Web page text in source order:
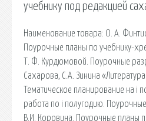
учебнику под редакцией
Наименование товара: О. А.
Поурочные планы по учебнику-
Т. Ф. Курдюмовой. Поурочные
Сахарова, С.А. Зинина
Тематическое планирование на i
работа по i полугодию.
В.И. Коровина. Поурочные планы